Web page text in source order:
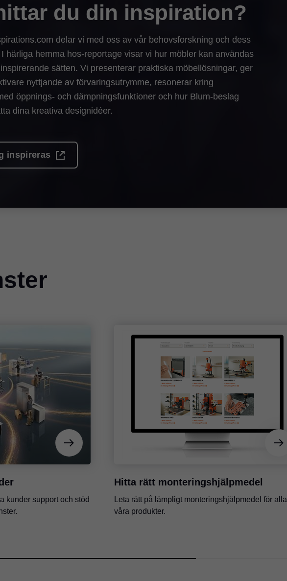
du din inspiration?
delar vi med oss av vår behovsforskning och dess
härliga hemma hos-reportage visar vi hur möbler kan användas
sätten. Vi presenterar praktiska möbellösningar, ger
nyttjande av förvaringsutrymme, resonerar kring
öppnings- och dämpningsfunktioner och hur Blum-beslag
dina kreativa designidéer.
inspireras
kunder support och stöd
Hitta rätt monteringshjälpmedel
Leta rätt på lämpligt monteringshjälpmedel för alla
våra produkter.